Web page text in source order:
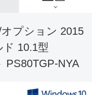
プション 2015
10.1型
PS80TGP-NYA